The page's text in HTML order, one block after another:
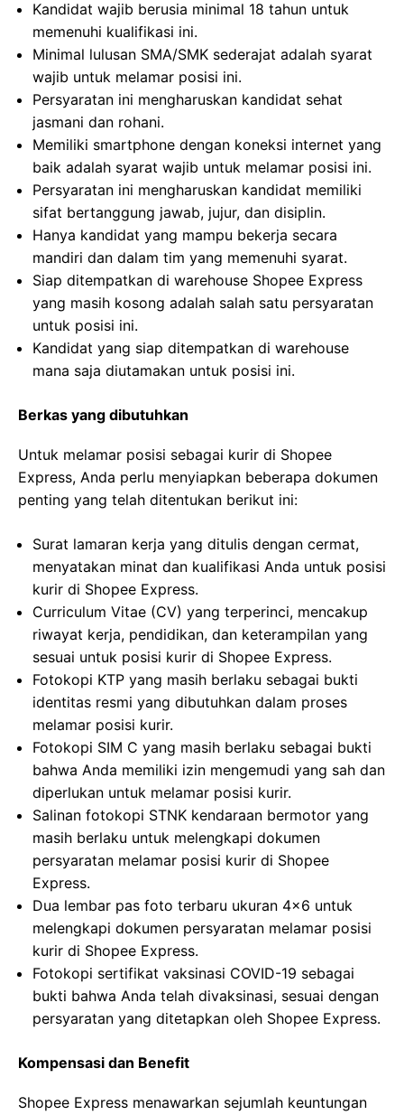
Kandidat wajib berusia minimal 18 tahun untuk
memenuhi kualifikasi ini.
Minimal lulusan SMA/SMK sederajat adalah syarat
wajib untuk melamar posisi ini.
Persyaratan ini mengharuskan kandidat sehat
jasmani dan rohani.
Memiliki smartphone dengan koneksi internet yang
baik adalah syarat wajib untuk melamar posisi ini.
Persyaratan ini mengharuskan kandidat memiliki
sifat bertanggung jawab, jujur, dan disiplin.
Hanya kandidat yang mampu bekerja secara
mandiri dan dalam tim yang memenuhi syarat.
Siap ditempatkan di warehouse Shopee Express
yang masih kosong adalah salah satu persyaratan
untuk posisi ini.
Kandidat yang siap ditempatkan di warehouse
mana saja diutamakan untuk posisi ini.
Berkas yang dibutuhkan
Untuk melamar posisi sebagai kurir di Shopee
Express, Anda perlu menyiapkan beberapa dokumen
penting yang telah ditentukan berikut ini:
Surat lamaran kerja yang ditulis dengan cermat,
menyatakan minat dan kualifikasi Anda untuk posisi
kurir di Shopee Express.
Curriculum Vitae (CV) yang terperinci, mencakup
riwayat kerja, pendidikan, dan keterampilan yang
sesuai untuk posisi kurir di Shopee Express.
Fotokopi KTP yang masih berlaku sebagai bukti
identitas resmi yang dibutuhkan dalam proses
melamar posisi kurir.
Fotokopi SIM C yang masih berlaku sebagai bukti
bahwa Anda memiliki izin mengemudi yang sah dan
diperlukan untuk melamar posisi kurir.
Salinan fotokopi STNK kendaraan bermotor yang
masih berlaku untuk melengkapi dokumen
persyaratan melamar posisi kurir di Shopee
Express.
Dua lembar pas foto terbaru ukuran 4×6 untuk
melengkapi dokumen persyaratan melamar posisi
kurir di Shopee Express.
Fotokopi sertifikat vaksinasi COVID-19 sebagai
bukti bahwa Anda telah divaksinasi, sesuai dengan
persyaratan yang ditetapkan oleh Shopee Express.
Kompensasi dan Benefit
Shopee Express menawarkan sejumlah keuntungan